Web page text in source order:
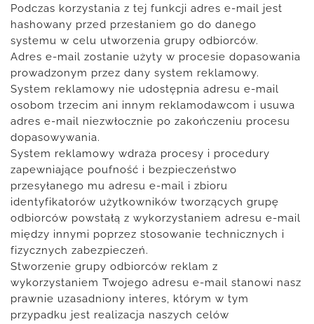
Podczas korzystania z tej funkcji adres e-mail jest
hashowany przed przesłaniem go do danego
systemu w celu utworzenia grupy odbiorców.
Adres e-mail zostanie użyty w procesie dopasowania
prowadzonym przez dany system reklamowy.
System reklamowy nie udostępnia adresu e-mail
osobom trzecim ani innym reklamodawcom i usuwa
adres e-mail niezwłocznie po zakończeniu procesu
dopasowywania.
System reklamowy wdraża procesy i procedury
zapewniające poufność i bezpieczeństwo
przesyłanego mu adresu e-mail i zbioru
identyfikatorów użytkowników tworzących grupę
odbiorców powstałą z wykorzystaniem adresu e-mail
między innymi poprzez stosowanie technicznych i
fizycznych zabezpieczeń.
Stworzenie grupy odbiorców reklam z
wykorzystaniem Twojego adresu e-mail stanowi nasz
prawnie uzasadniony interes, którym w tym
przypadku jest realizacja naszych celów